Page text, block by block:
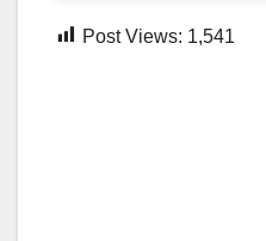
Post Views: 1,541